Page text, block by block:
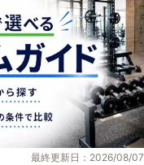
最終更新日：2026/08/07